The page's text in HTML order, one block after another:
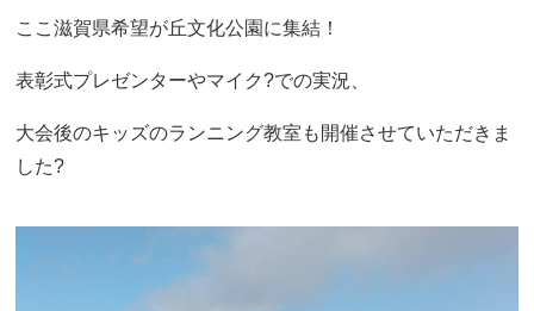
ここ滋賀県希望が丘文化公園に集結！
表彰式プレゼンターやマイク?での実況、
大会後のキッズのランニング教室も開催させていただきま
した?